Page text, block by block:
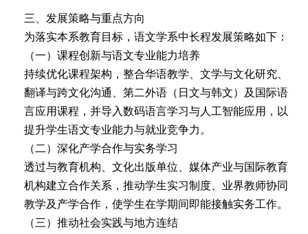
三、发展策略与重点方向
为落实本系教育目标，语文学系中长程发展策略如下：
（一）课程创新与语文专业能力培养
持续优化课程架构，整合华语教学、文学与文化研究、
翻译与跨文化沟通、第二外语（日文与韩文）及国际语
言应用课程，并导入数码语言学习与人工智能应用，以
提升学生语文专业能力与就业竞争力。
（二）深化产学合作与实务学习
透过与教育机构、文化出版单位、媒体产业与国际教育
机构建立合作关系，推动学生实习制度、业界教师协同
教学及产学合作，使学生在学期间即能接触实务工作。
（三）推动社会实践与地方连结